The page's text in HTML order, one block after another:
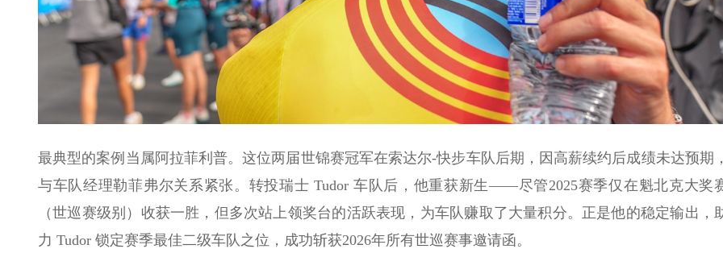
最典型的案例当属阿拉菲利普。这位两届世锦赛冠军在索达尔-快步车队后期，因高薪续约后成绩未达预期
与车队经理勒菲弗尔关系紧张。转投瑞士 Tudor 车队后，他重获新生——尽管2025赛季仅在魁北克大奖
（世巡赛级别）收获一胜，但多次站上领奖台的活跃表现，为车队赚取了大量积分。正是他的稳定输出，
力 Tudor 锁定赛季最佳二级车队之位，成功斩获2026年所有世巡赛事邀请函。